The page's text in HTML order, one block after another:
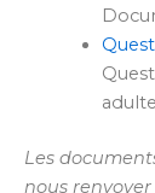
Les
nous